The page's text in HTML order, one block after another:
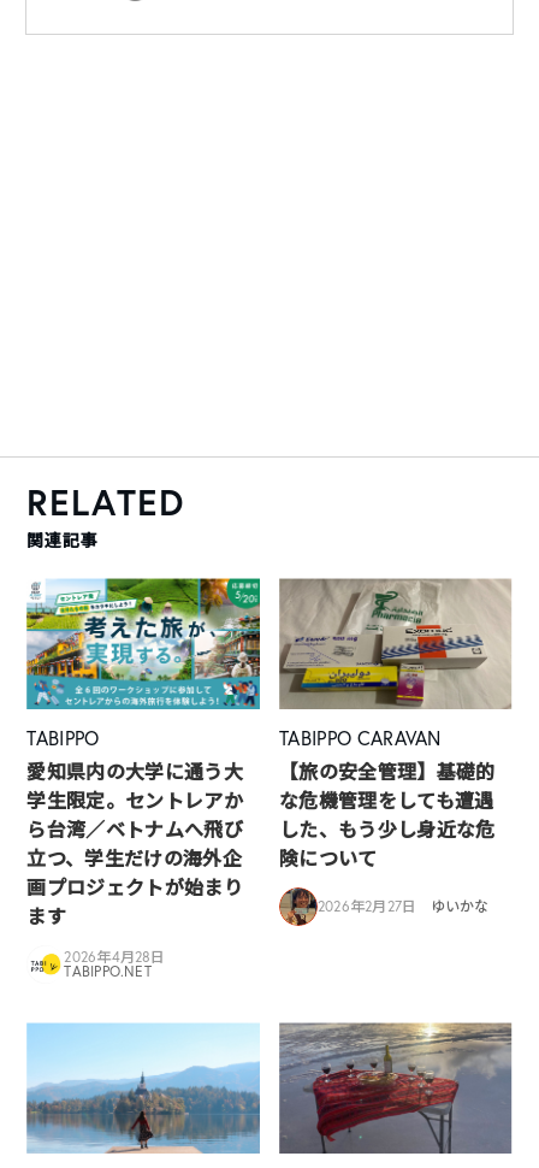
RELATED
関連記事
TABIPPO
愛知県内の大学に通う大
学生限定。セントレアか
ら台湾／ベトナムへ飛び
立つ、学生だけの海外企
画プロジェクトが始まり
ます
2026年4月28日
TABIPPO.NET
TABIPPO CARAVAN
【旅の安全管理】基礎的
な危機管理をしても遭遇
した、もう少し身近な危
険について
2026年2月27日 ゆいかな